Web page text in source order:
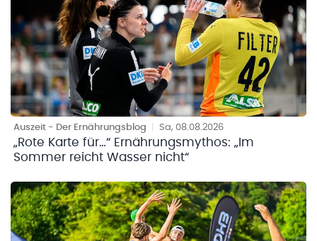
Auszeit - Der Ernährungsblog Sa, 08.08.2026
„Rote Karte für…“ Ernährungsmythos: „Im
Sommer reicht Wasser nicht“